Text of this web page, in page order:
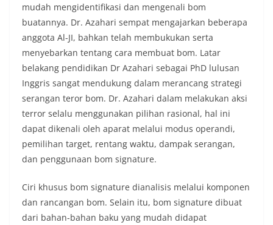
mudah mengidentifikasi dan mengenali bom
buatannya. Dr. Azahari sempat mengajarkan beberapa
anggota Al-JI, bahkan telah membukukan serta
menyebarkan tentang cara membuat bom. Latar
belakang pendidikan Dr Azahari sebagai PhD lulusan
Inggris sangat mendukung dalam merancang strategi
serangan teror bom. Dr. Azahari dalam melakukan aksi
terror selalu menggunakan pilihan rasional, hal ini
dapat dikenali oleh aparat melalui modus operandi,
pemilihan target, rentang waktu, dampak serangan,
dan penggunaan bom signature.
Ciri khusus bom signature dianalisis melalui komponen
dan rancangan bom. Selain itu, bom signature dibuat
dari bahan-bahan baku yang mudah didapat